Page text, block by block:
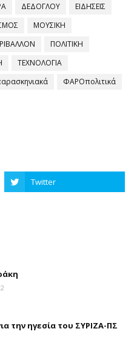
ΔΕΔΟΓΛΟΥ
ΕΙΔΗΣΕΙΣ
ΜΟΥΣΙΚΗ
ΠΟΛΙΤΙΚΗ
ΤΕΧΝΟΛΟΓΙΑ
ΦΑΡΟπολιτικά
την ηγεσία του ΣΥΡΙΖΑ-ΠΣ